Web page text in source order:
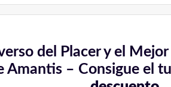
del Placer y el
Amantis – Consigue el